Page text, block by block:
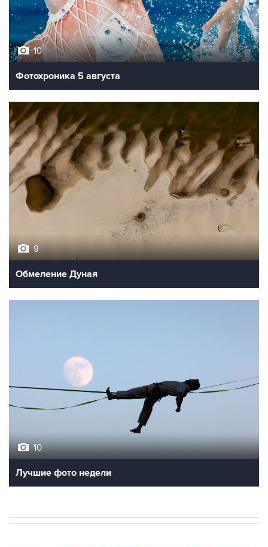
10
Фотохроника 5 августа
9
Обмеление Дуная
10
Лучшие фото недели